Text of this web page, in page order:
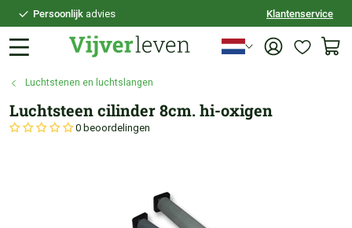
Persoonlijk advies
21:30besteld,vandaagverzonden
Persoonlijkadvies
Klantenservice
Luchtstenen en luchtslangen
Luchtsteen cilinder 8cm. hi-oxigen
0 beoordelingen